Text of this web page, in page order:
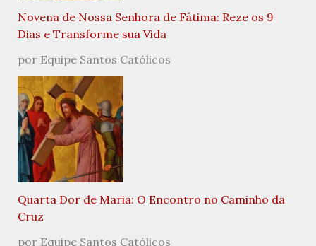
Novena de Nossa Senhora de Fátima: Reze os 9
Dias e Transforme sua Vida
por Equipe Santos Católicos
Quarta Dor de Maria: O Encontro no Caminho da
Cruz
por Equipe Santos Católicos